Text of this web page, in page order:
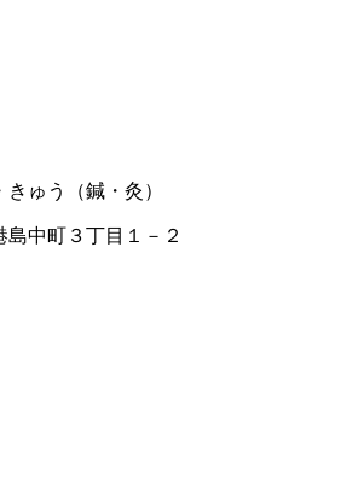
きゅう（鍼・灸）
中町３丁目１－２